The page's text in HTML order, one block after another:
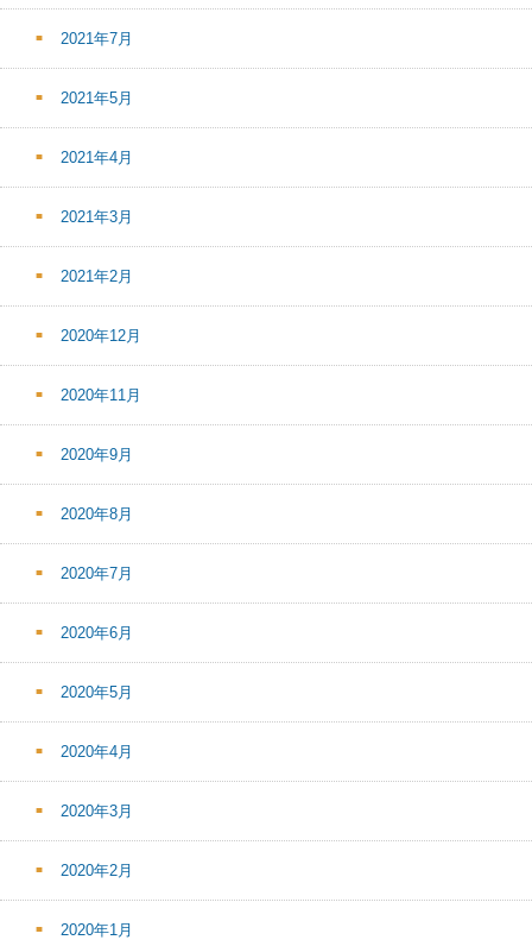
2021年7月
2021年5月
2021年4月
2021年3月
2021年2月
2020年12月
2020年11月
2020年9月
2020年8月
2020年7月
2020年6月
2020年5月
2020年4月
2020年3月
2020年2月
2020年1月